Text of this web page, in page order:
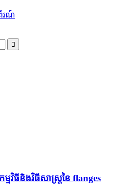
រណ៍
មវិធីនិងវិធីសាស្រ្តនៃ flanges